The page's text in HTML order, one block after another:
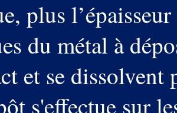
plus
du métal à
et se dissolvent
s'effectue sur